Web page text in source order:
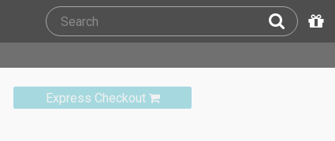
Express Checkout